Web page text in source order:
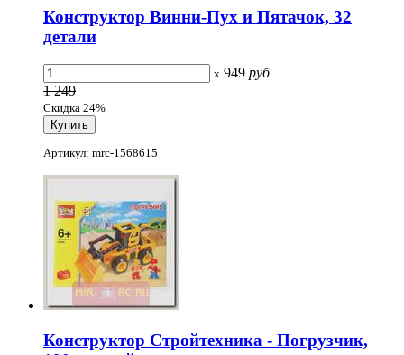
Конструктор Винни-Пух и Пятачок, 32
детали
x 949 руб
1 249
Скидка 24%
Артикул: mrc-1568615
Конструктор Стройтехника - Погрузчик,